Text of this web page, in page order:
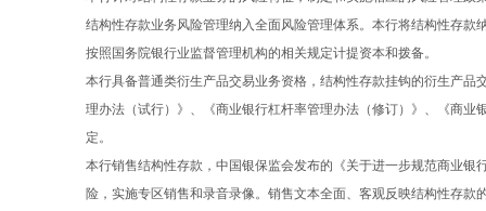
结构性存款业务风险管理纳入全面风险管理体系。本行将结构性存
按照国务院银行业监督管理机构的相关规定计提资本和拨备。
本行具备普通类衍生产品交易业务资格，结构性存款挂钩的衍生产
理办法（试行）》、《商业银行杠杆率管理办法（修订）》、《商
定。
本行销售结构性存款，中国银保监会发布的《关于进一步规范商业
险，实施专区销售和录音录像。销售文本全面、客观反映结构性存